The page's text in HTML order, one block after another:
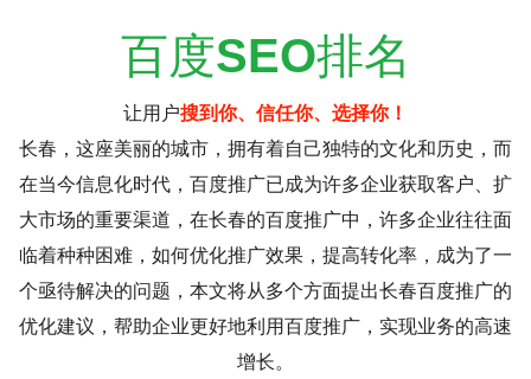
百度SEO排名
让用户搜到你、信任你、选择你！
长春，这座美丽的城市，拥有着自己独特的文化和历史，而
在当今信息化时代，百度推广已成为许多企业获取客户、扩
大市场的重要渠道，在长春的百度推广中，许多企业往往面
临着种种困难，如何优化推广效果，提高转化率，成为了一
个亟待解决的问题，本文将从多个方面提出长春百度推广的
优化建议，帮助企业更好地利用百度推广，实现业务的高速
增长。